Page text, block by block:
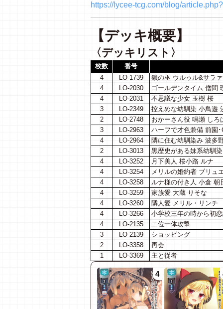
https://lycee-tcg.com/blog/
【デッキ概要】
〈デッキリスト〉
枚数
番号
4
LO-1739
鎖の巫 ウルゥル&サラ
4
LO-2030
ゴールデンタイム 僧間
4
LO-2031
不思議な少女 玉樹 桜
3
LO-2349
控えめな幼馴染 小鳥遊
2
LO-2748
おかーさん役 鳴瀬 しろ
3
LO-2963
ハーフで才色兼備 前園
4
LO-2964
隣に住む幼馴染み 波多
2
LO-3013
黒歴史がある妹系幼馴
4
LO-3252
月下美人 桜小路 ルナ
4
LO-3254
メリルの婚約者 ブリュ
4
LO-3258
ルナ様の付き人 小倉 朝
4
LO-3259
家族愛 大蔵 りそな
4
LO-3260
隣人愛 メリル・リンチ
4
LO-3266
小学校三年の時から初
4
LO-2135
二位一体攻撃
3
LO-2139
ショッピング
2
LO-3358
再会
1
LO-3369 主と従者
4